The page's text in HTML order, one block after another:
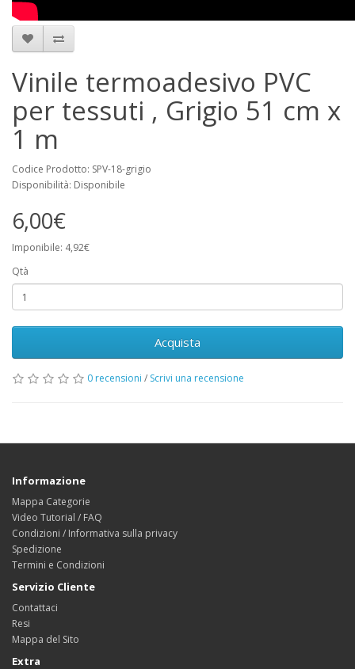
Vinile termoadesivo PVC
per tessuti , Grigio 51 cm x
1 m
Codice Prodotto: SPV-18-grigio
Disponibilità: Disponibile
6,00€
Imponibile: 4,92€
Qtà
Acquista
0 recensioni / Scrivi una recensione
Informazione
Mappa Categorie
Video Tutorial / FAQ
Condizioni / Informativa sulla privacy
Spedizione
Termini e Condizioni
Servizio Cliente
Contattaci
Resi
Mappa del Sito
Extra